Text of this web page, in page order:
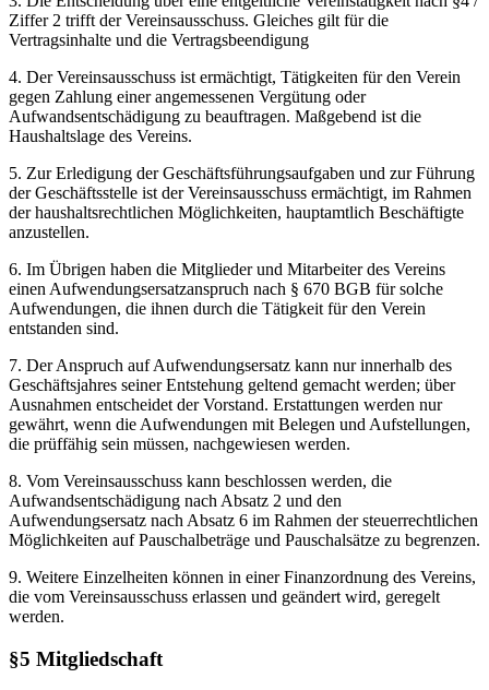
Ziffer 2 trifft der Vereinsausschuss. Gleiches gilt für die
Vertragsinhalte und die Vertragsbeendigung
4. Der Vereinsausschuss ist ermächtigt, Tätigkeiten für den Verein
gegen Zahlung einer angemessenen Vergütung oder
Aufwandsentschädigung zu beauftragen. Maßgebend ist die
Haushaltslage des Vereins.
5. Zur Erledigung der Geschäftsführungsaufgaben und zur Führung
der Geschäftsstelle ist der Vereinsausschuss ermächtigt, im Rahmen
der haushaltsrechtlichen Möglichkeiten, hauptamtlich Beschäftigte
anzustellen.
6. Im Übrigen haben die Mitglieder und Mitarbeiter des Vereins
einen Aufwendungsersatzanspruch nach § 670 BGB für solche
Aufwendungen, die ihnen durch die Tätigkeit für den Verein
entstanden sind.
7. Der Anspruch auf Aufwendungsersatz kann nur innerhalb des
Geschäftsjahres seiner Entstehung geltend gemacht werden; über
Ausnahmen entscheidet der Vorstand. Erstattungen werden nur
gewährt, wenn die Aufwendungen mit Belegen und Aufstellungen,
die prüffähig sein müssen, nachgewiesen werden.
8. Vom Vereinsausschuss kann beschlossen werden, die
Aufwandsentschädigung nach Absatz 2 und den
Aufwendungsersatz nach Absatz 6 im Rahmen der steuerrechtlichen
Möglichkeiten auf Pauschalbeträge und Pauschalsätze zu begrenzen.
9. Weitere Einzelheiten können in einer Finanzordnung des Vereins,
die vom Vereinsausschuss erlassen und geändert wird, geregelt
werden.
§5 Mitgliedschaft